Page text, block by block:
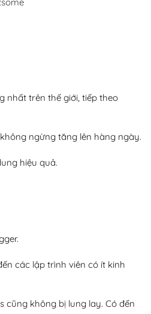
nhất trên thế giới, tiếp theo
ngừng tăng lên hàng ngày.
hiệu quả.
các lập trình viên có ít kinh
cũng không bị lung lay. Có đến